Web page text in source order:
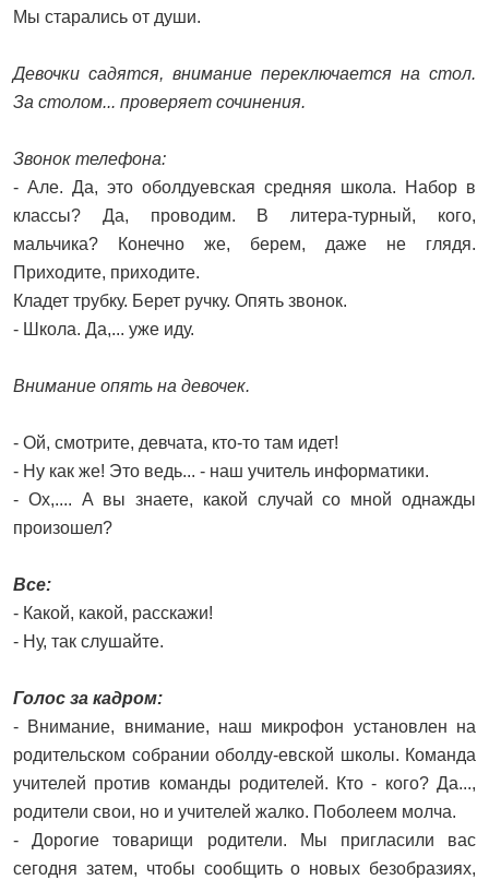
Мы старались от души.
Девочки садятся, внимание переключается на стол.
За столом... проверяет сочинения.
Звонок телефона:
- Але. Да, это оболдуевская средняя школа. Набор в
классы? Да, проводим. В литера-турный, кого,
мальчика? Конечно же, берем, даже не глядя.
Приходите, приходите.
Кладет трубку. Берет ручку. Опять звонок.
- Школа. Да,... уже иду.
Внимание опять на девочек.
- Ой, смотрите, девчата, кто-то там идет!
- Ну как же! Это ведь... - наш учитель информатики.
- Ох,.... А вы знаете, какой случай со мной однажды
произошел?
Все:
- Какой, какой, расскажи!
- Ну, так слушайте.
Голос за кадром:
- Внимание, внимание, наш микрофон установлен на
родительском собрании оболду-евской школы. Команда
учителей против команды родителей. Кто - кого? Да...,
родители свои, но и учителей жалко. Поболеем молча.
- Дорогие товарищи родители. Мы пригласили вас
сегодня затем, чтобы сообщить о новых безобразиях,